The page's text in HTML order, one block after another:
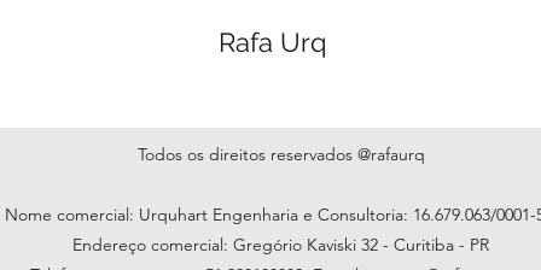
Rafa Urq
Todos os direitos reservados @rafaurq
Nome comercial: Urquhart Engenharia e Consultoria: 16.679.063/0001-
Endereço comercial: Gregório Kaviski 32 - Curitiba - PR